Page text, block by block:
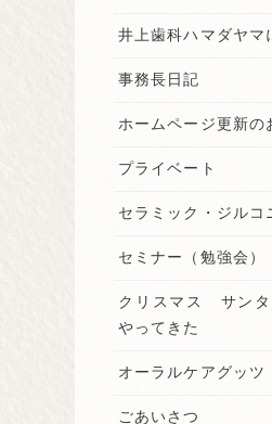
井上歯科ハマダヤマ
事務長日記
ホームページ更新の
プライベート
セラミック・ジルコ
セミナー（勉強会）
クリスマス サンタ
やってきた
オーラルケアグッツ
ごあいさつ